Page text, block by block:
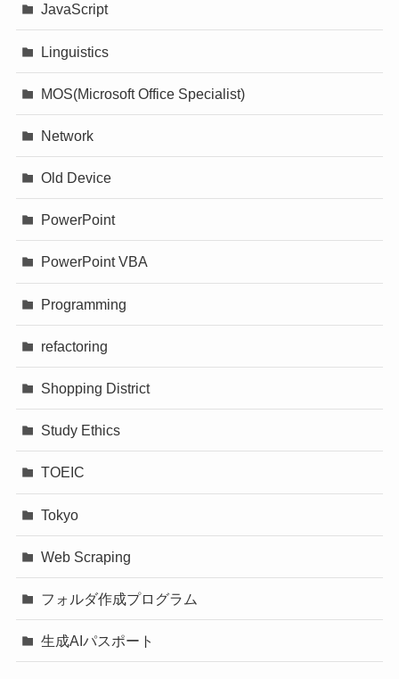
JavaScript
Linguistics
MOS(Microsoft Office Specialist)
Network
Old Device
PowerPoint
PowerPoint VBA
Programming
refactoring
Shopping District
Study Ethics
TOEIC
Tokyo
Web Scraping
フォルダ作成プログラム
生成AIパスポート